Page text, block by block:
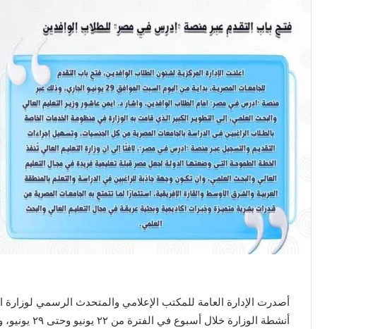
أصدرت الإدارة العامة للمكتب الإعلامي والمتحدث الرسمي لوزارة
أنشطة الوزارة خلال أسبوع في الفترة من ٢٢ يونيو وحتى ٢٩ يونيو، وجاء ذلك على النحو الآتي: